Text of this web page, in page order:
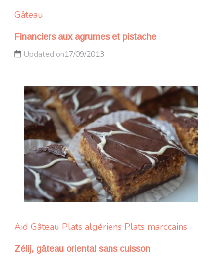
Gâteau
Financiers aux agrumes et pistache
Updated on17/09/2013
Aid Gâteau Plats algériens Plats marocains
Zélij, gâteau oriental sans cuisson